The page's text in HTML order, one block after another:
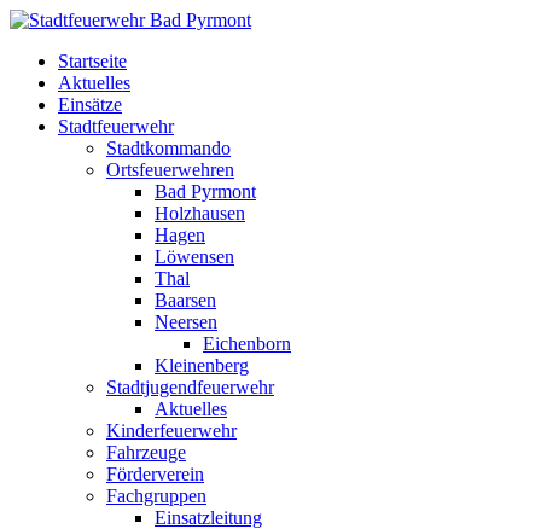
Startseite
Aktuelles
Einsätze
Stadtfeuerwehr
Stadtkommando
Ortsfeuerwehren
Bad Pyrmont
Holzhausen
Hagen
Löwensen
Thal
Baarsen
Neersen
Eichenborn
Kleinenberg
Stadtjugendfeuerwehr
Aktuelles
Kinderfeuerwehr
Fahrzeuge
Förderverein
Fachgruppen
Einsatzleitung